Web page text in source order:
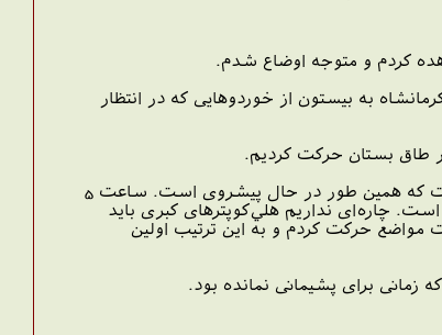
کردم و متوجه اوضاع شدم.
به بیستون از خوردوهایی که در انتظار
طاق بستان حرکت کردیم.
نیمه شب چهارم تیر ماه بود و تا ساعت یک ونیم نتوانستیم ماهیت دشمن را به دست آوریم که چه کسی است که همین طور در حال پیشروی است. ساعت 5
است. چاره‌ای نداریم هلي‌کوپترهای کبری باید
شناسایی دقیق و هماهنگی به سمت مواضع حرکت کردم و به این ترتیب اولین
زمانی برای پشیمانی نمانده بود.